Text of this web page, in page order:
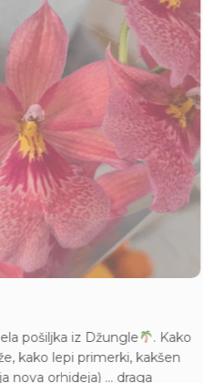
pošiljka iz Džungle
. Kako
kako lepi primerki, kakšen
nova orhideja) … draga